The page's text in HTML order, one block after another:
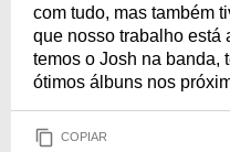
com tudo, mas também
que nosso trabalho está
temos o Josh na banda,
ótimos álbuns nos
COPIAR